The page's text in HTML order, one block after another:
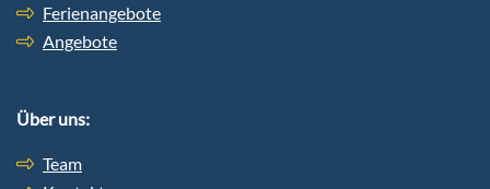
Ferienangebote
Angebote
Über uns:
Team